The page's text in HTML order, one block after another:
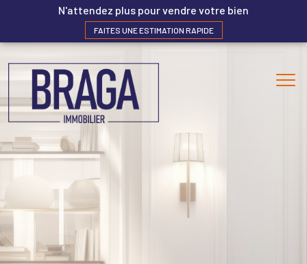
N'attendez plus pour vendre votre bien
FAITES UNE ESTIMATION RAPIDE